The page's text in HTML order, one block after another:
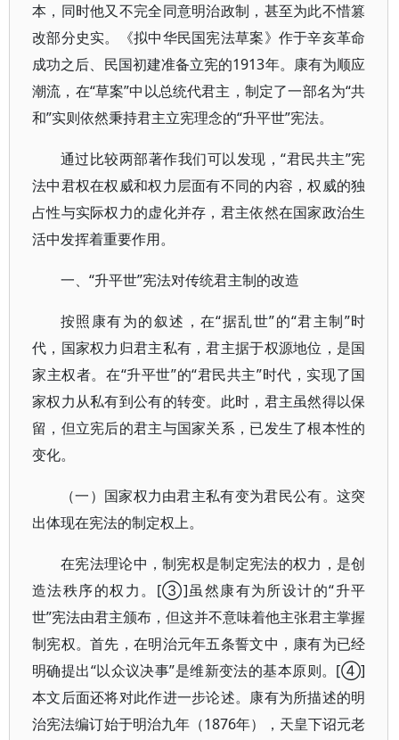
本，同时他又不完全同意明治政制，甚至为此不惜篡
改部分史实。《拟中华民国宪法草案》作于辛亥革命
成功之后、民国初建准备立宪的1913年。康有为顺应
潮流，在“草案”中以总统代君主，制定了一部名为“共
和”实则依然秉持君主立宪理念的“升平世”宪法。
通过比较两部著作我们可以发现，“君民共主”宪
法中君权在权威和权力层面有不同的内容，权威的独
占性与实际权力的虚化并存，君主依然在国家政治生
活中发挥着重要作用。
一、“升平世”宪法对传统君主制的改造
按照康有为的叙述，在“据乱世”的“君主制”时
代，国家权力归君主私有，君主据于权源地位，是国
家主权者。在“升平世”的“君民共主”时代，实现了国
家权力从私有到公有的转变。此时，君主虽然得以保
留，但立宪后的君主与国家关系，已发生了根本性的
变化。
（一）国家权力由君主私有变为君民公有。这突
出体现在宪法的制定权上。
在宪法理论中，制宪权是制定宪法的权力，是创
造法秩序的权力。[③]虽然康有为所设计的“升平
世”宪法由君主颁布，但这并不意味着他主张君主掌握
制宪权。首先，在明治元年五条誓文中，康有为已经
明确提出“以众议决事”是维新变法的基本原则。[④]
本文后面还将对此作进一步论述。康有为所描述的明
治宪法编订始于明治九年（1876年），天皇下诏元老